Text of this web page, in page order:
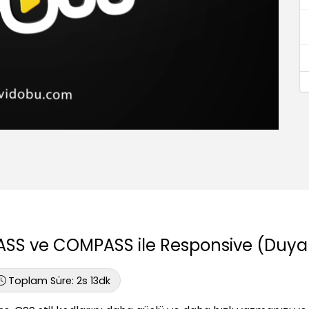
ve COMPASS ile Responsive
Toplam Süre: 2s 13dk